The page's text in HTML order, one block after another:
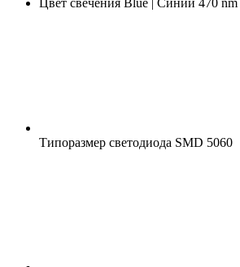
Типоразмер светодиода SMD 5060